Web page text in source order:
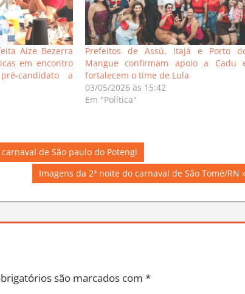
Aize Bezerra
em encontro
candidato a
Prefeitos de Assú, Itajá e Porto
Mangue confirmam apoio a Cadu
fortalecem o time de Lula
03/05/2026 às 15:42
Em "Política"
de São paulo do Potengi
Next
Imagens da 2ª noite do carnaval de São Tomé/RN
são marcados com *